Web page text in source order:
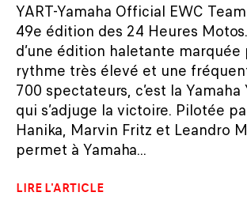
YART-Yamaha Official EWC
49e édition des 24 Heures
d’une édition haletante marquée
rythme très élevé et une
700 spectateurs, c’est la Yamaha
qui s’adjuge la victoire. Pilotée
Hanika, Marvin Fritz et Leandro
permet à Yamaha...
LIRE L'ARTICLE